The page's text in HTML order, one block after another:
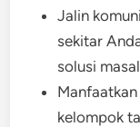
Jalin
sekitar
solusi
kelompok